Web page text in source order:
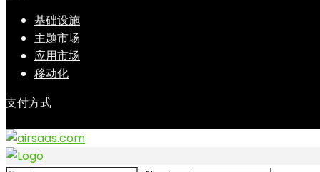
基础设施
主题市场
应用市场
移动化
支付方式